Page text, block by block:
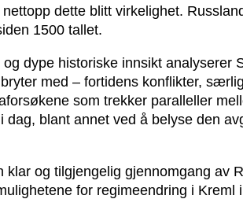
dette blitt virkelighet.
1500 tallet.
dype historiske innsikt analyserer
med – fortidens konflikter,
som trekker paralleller
dag, blant annet ved å belyse den
klar og tilgjengelig gjennomgang av
for regimeendring i Kreml